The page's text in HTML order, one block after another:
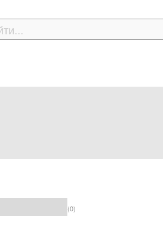
(0)